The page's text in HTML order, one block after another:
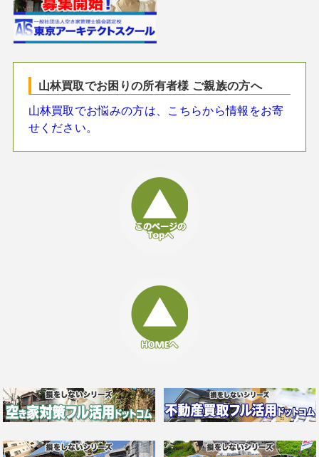
山林買取でお困りの所有者様 ご親族の方へ
山林買取でお悩みの方は、こちらから情報をお寄
せください。